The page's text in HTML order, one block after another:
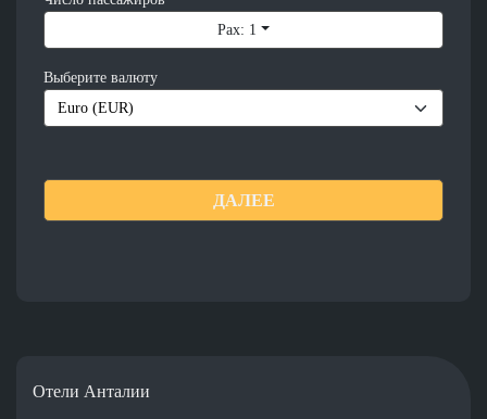
Pax: 1
Выберите валюту
ДАЛЕЕ
Отели Анталии